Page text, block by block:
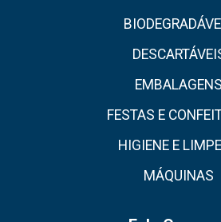
EMBALAGENS
FESTAS E
HIGIENE E
MÁQUINAS